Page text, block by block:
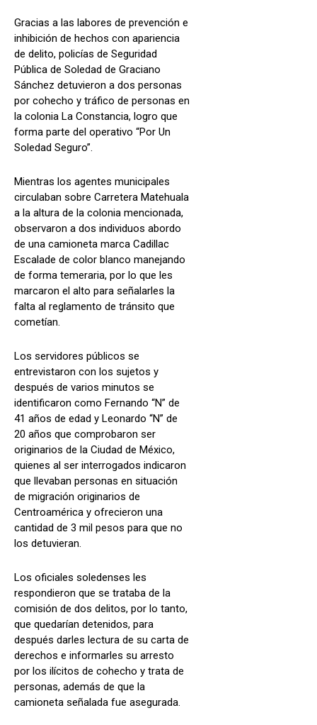
Gracias a las labores de prevención e
inhibición de hechos con apariencia
de delito, policías de Seguridad
Pública de Soledad de Graciano
Sánchez detuvieron a dos personas
por cohecho y tráfico de personas en
la colonia La Constancia, logro que
forma parte del operativo “Por Un
Soledad Seguro”.
Mientras los agentes municipales
circulaban sobre Carretera Matehuala
a la altura de la colonia mencionada,
observaron a dos individuos abordo
de una camioneta marca Cadillac
Escalade de color blanco manejando
de forma temeraria, por lo que les
marcaron el alto para señalarles la
falta al reglamento de tránsito que
cometían.
Los servidores públicos se
entrevistaron con los sujetos y
después de varios minutos se
identificaron como Fernando “N” de
41 años de edad y Leonardo “N” de
20 años que comprobaron ser
originarios de la Ciudad de México,
quienes al ser interrogados indicaron
que llevaban personas en situación
de migración originarios de
Centroamérica y ofrecieron una
cantidad de 3 mil pesos para que no
los detuvieran.
Los oficiales soledenses les
respondieron que se trataba de la
comisión de dos delitos, por lo tanto,
que quedarían detenidos, para
después darles lectura de su carta de
derechos e informarles su arresto
por los ilícitos de cohecho y trata de
personas, además de que la
camioneta señalada fue asegurada.